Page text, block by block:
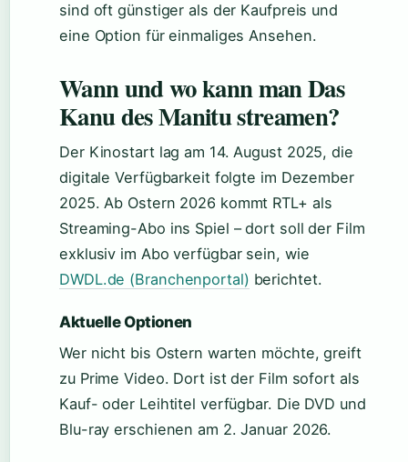
sind oft günstiger als der Kaufpreis und
eine Option für einmaliges Ansehen.
Wann und wo kann man Das
Kanu des Manitu streamen?
Der Kinostart lag am 14. August 2025, die
digitale Verfügbarkeit folgte im Dezember
2025. Ab Ostern 2026 kommt RTL+ als
Streaming-Abo ins Spiel – dort soll der Film
exklusiv im Abo verfügbar sein, wie
DWDL.de (Branchenportal) berichtet.
Aktuelle Optionen
Wer nicht bis Ostern warten möchte, greift
zu Prime Video. Dort ist der Film sofort als
Kauf- oder Leihtitel verfügbar. Die DVD und
Blu-ray erschienen am 2. Januar 2026.